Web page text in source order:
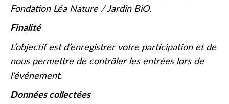
Fondation Léa Nature / Jardin BiO.
Finalité
L’objectif est d’enregistrer votre participation et de
nous permettre de contrôler les entrées lors de
l’événement.
Données collectées